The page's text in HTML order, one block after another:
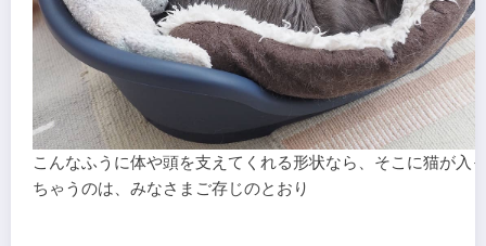
こんなふうに体や頭を支えてくれる形状なら、そこに猫が入
ちゃうのは、みなさまご存じのとおり